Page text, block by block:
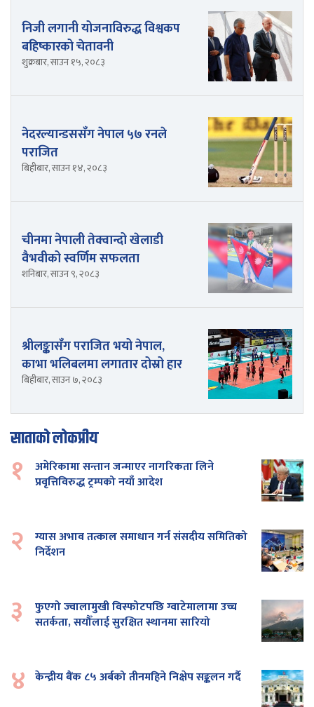
निजी लगानी योजनाविरुद्ध विश्वकप
बहिष्कारको चेतावनी
शुक्रबार, साउन १५, २०८३
नेदरल्यान्डससँग नेपाल ५७ रनले
पराजित
बिहीबार, साउन १४, २०८३
चीनमा नेपाली तेक्वान्दो खेलाडी
वैभवीको स्वर्णिम सफलता
शनिबार, साउन ९, २०८३
श्रीलङ्कासँग पराजित भयो नेपाल,
काभा भलिबलमा लगातार दोस्रो हार
बिहीबार, साउन ७, २०८३
साताको लोकप्रीय
१
अमेरिकामा सन्तान जन्माएर नागरिकता लिने
प्रवृत्तिविरुद्ध ट्रम्पको नयाँ आदेश
२
ग्यास अभाव तत्काल समाधान गर्न संसदीय समितिको
निर्देशन
३
फुएगो ज्वालामुखी विस्फोटपछि ग्वाटेमालामा उच्च
सतर्कता, सयौँलाई सुरक्षित स्थानमा सारियो
४ केन्द्रीय बैंक ८५ अर्बको तीनमहिने निक्षेप सङ्कलन गर्दै